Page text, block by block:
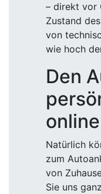
– direkt vor
Zustand
von
wie hoch
Den
Natürlich
zum
von
Sie uns